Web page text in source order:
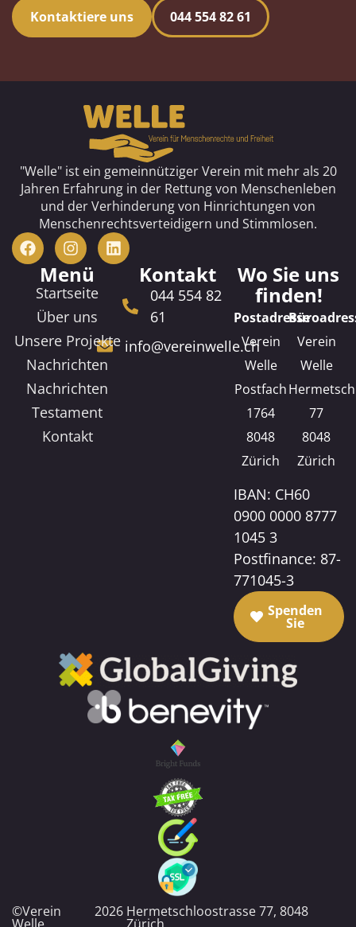
Kontaktiere uns 044 554 82 61
"Welle" ist ein gemeinnütziger Verein mit mehr als 20
Jahren Erfahrung in der Rettung von Menschenleben
und der Verhinderung von Hinrichtungen von
Menschenrechtsverteidigern und Stimmlosen.
Menü
Startseite
Über uns
Unsere Projekte
Nachrichten
Nachrichten
Testament
Kontakt
Kontakt
044 554 82
61
info@vereinwelle.ch
Wo Sie uns
finden!
Postadresse
Verein
Welle
Postfach
1764
8048
Zürich
Verein
Welle
77
8048
Zürich
IBAN: CH60
0900 0000 8777
1045 3
Postfinance: 87-
771045-3
Spenden
Sie
©Verein 2026 Hermetschloostrasse 77, 8048